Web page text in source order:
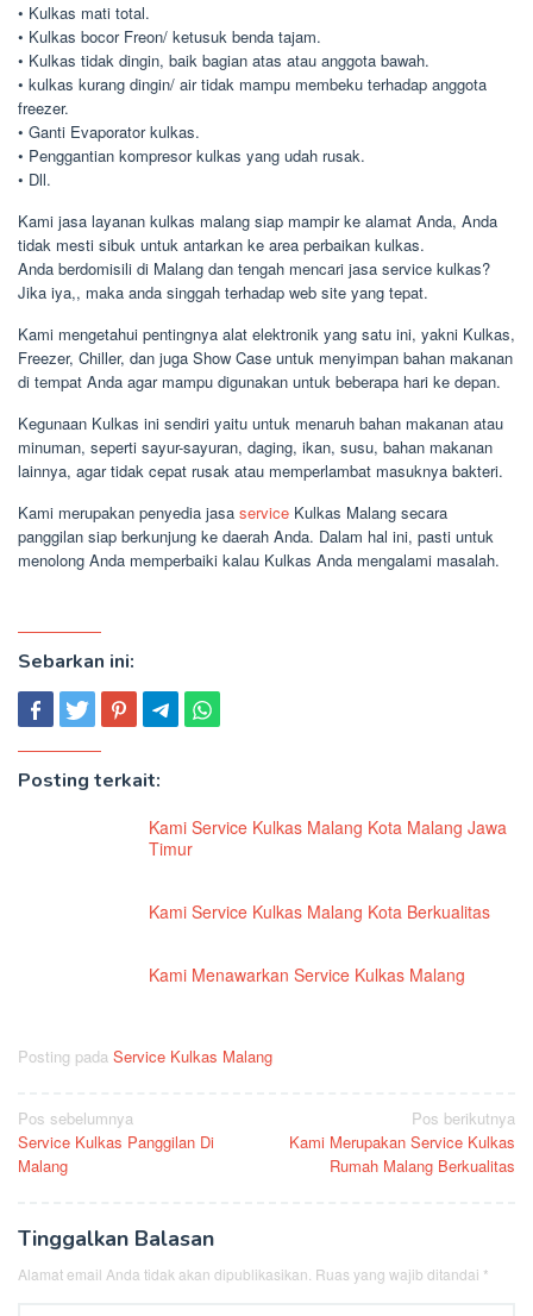
• Kulkas mati total.
• Kulkas bocor Freon/ ketusuk benda tajam.
• Kulkas tidak dingin, baik bagian atas atau anggota bawah.
• kulkas kurang dingin/ air tidak mampu membeku terhadap anggota
freezer.
• Ganti Evaporator kulkas.
• Penggantian kompresor kulkas yang udah rusak.
• Dll.
Kami jasa layanan kulkas malang siap mampir ke alamat Anda, Anda
tidak mesti sibuk untuk antarkan ke area perbaikan kulkas.
Anda berdomisili di Malang dan tengah mencari jasa service kulkas?
Jika iya,, maka anda singgah terhadap web site yang tepat.
Kami mengetahui pentingnya alat elektronik yang satu ini, yakni Kulkas,
Freezer, Chiller, dan juga Show Case untuk menyimpan bahan makanan
di tempat Anda agar mampu digunakan untuk beberapa hari ke depan.
Kegunaan Kulkas ini sendiri yaitu untuk menaruh bahan makanan atau
minuman, seperti sayur-sayuran, daging, ikan, susu, bahan makanan
lainnya, agar tidak cepat rusak atau memperlambat masuknya bakteri.
Kami merupakan penyedia jasa service Kulkas Malang secara
panggilan siap berkunjung ke daerah Anda. Dalam hal ini, pasti untuk
menolong Anda memperbaiki kalau Kulkas Anda mengalami masalah.
Sebarkan ini:
Posting terkait:
Kami Service Kulkas Malang Kota Malang Jawa
Timur
Kami Service Kulkas Malang Kota Berkualitas
Kami Menawarkan Service Kulkas Malang
Posting pada Service Kulkas Malang
Navigasi
pos
Pos sebelumnya
Service Kulkas Panggilan Di
Malang
Pos berikutnya
Kami Merupakan Service Kulkas
Rumah Malang Berkualitas
Tinggalkan Balasan
Alamat email Anda tidak akan dipublikasikan. Ruas yang wajib ditandai *